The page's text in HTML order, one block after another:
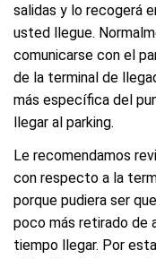
salidas y lo recogerá
usted llegue.
comunicarse con el
de la terminal de
más específica del
llegar al parking.
Le recomendamos
con respecto a la
porque pudiera ser
poco más retirado de
tiempo llegar. Por